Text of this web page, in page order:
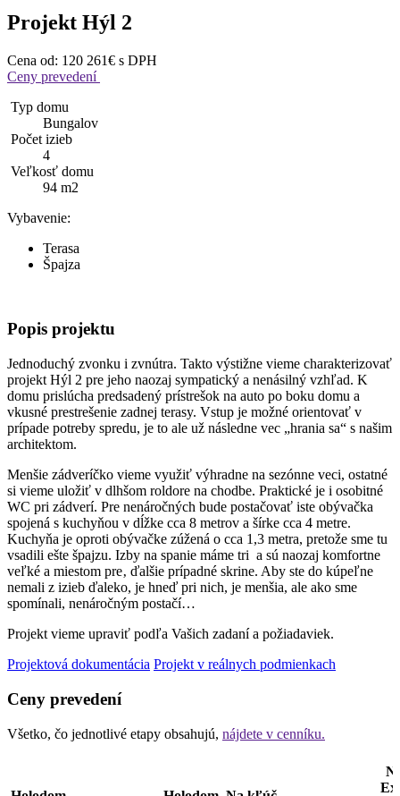
Projekt Hýl 2
Cena od: 120 261€ s DPH
Ceny prevedení
Typ domu
Bungalov
Počet izieb
4
Veľkosť domu
94 m2
Vybavenie:
Terasa
Špajza
Popis projektu
Jednoduchý zvonku i zvnútra. Takto výstižne vieme charakterizovať
projekt Hýl 2 pre jeho naozaj sympatický a nenásilný vzhľad. K
domu prislúcha predsadený prístrešok na auto po boku domu a
vkusné prestrešenie zadnej terasy. Vstup je možné orientovať v
prípade potreby spredu, je to ale už následne vec „hrania sa“ s našim
architektom.
Menšie zádveríčko vieme využiť výhradne na sezónne veci, ostatné
si vieme uložiť v dlhšom roldore na chodbe. Praktické je i osobitné
WC pri zádverí. Pre nenáročných bude postačovať iste obývačka
spojená s kuchyňou v dĺžke cca 8 metrov a šírke cca 4 metre.
Kuchyňa je oproti obývačke zúžená o cca 1,3 metra, pretože sme tu
vsadili ešte špajzu. Izby na spanie máme tri a sú naozaj komfortne
veľké a miestom pre‚ ďalšie prípadné skrine. Aby ste do kúpeľne
nemali z izieb ďaleko, je hneď pri nich, je menšia, ale ako sme
spomínali, nenáročným postačí…
Projekt vieme upraviť podľa Vašich zadaní a požiadaviek.
Projektová dokumentácia Projekt v reálnych podmienkach
Ceny prevedení
Všetko, čo jednotlivé etapy obsahujú, nájdete v cenníku.